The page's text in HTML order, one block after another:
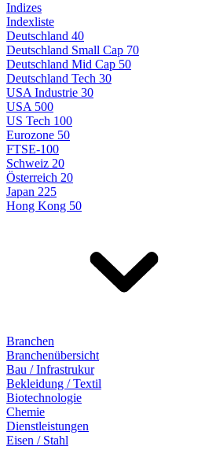
Indizes
Indexliste
Deutschland 40
Deutschland Small Cap 70
Deutschland Mid Cap 50
Deutschland Tech 30
USA Industrie 30
USA 500
US Tech 100
Eurozone 50
FTSE-100
Schweiz 20
Österreich 20
Japan 225
Hong Kong 50
Branchen
Branchenübersicht
Bau / Infrastrukur
Bekleidung / Textil
Biotechnologie
Chemie
Dienstleistungen
Eisen / Stahl